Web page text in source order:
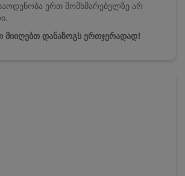
ერთ მომხმარებელზე არ
დანაზოგს ერთჯერადად!